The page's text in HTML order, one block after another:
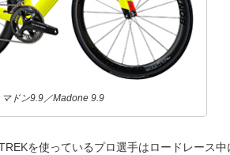
マドン9.9／Madone 9.9
を使っているプロ選手はロードレース